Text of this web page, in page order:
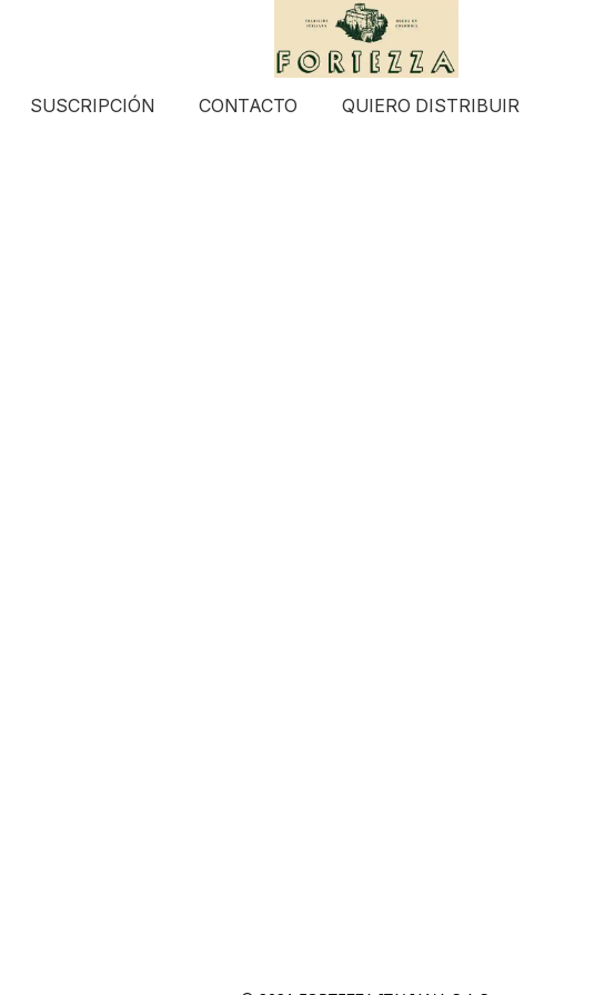
SUSCRIPCIÓN CONTACTO QUIERO DISTRIBUIR